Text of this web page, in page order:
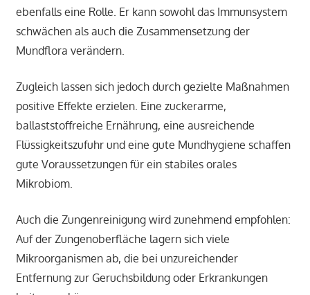
ebenfalls eine Rolle. Er kann sowohl das Immunsystem
schwächen als auch die Zusammensetzung der
Mundflora verändern.
Zugleich lassen sich jedoch durch gezielte Maßnahmen
positive Effekte erzielen. Eine zuckerarme,
ballaststoffreiche Ernährung, eine ausreichende
Flüssigkeitszufuhr und eine gute Mundhygiene schaffen
gute Voraussetzungen für ein stabiles orales
Mikrobiom.
Auch die Zungenreinigung wird zunehmend empfohlen:
Auf der Zungenoberfläche lagern sich viele
Mikroorganismen ab, die bei unzureichender
Entfernung zur Geruchsbildung oder Erkrankungen